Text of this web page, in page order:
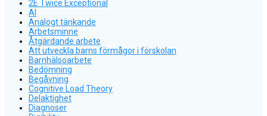
2E Twice Exceptional
AI
Analogt tänkande
Arbetsminne
Åtgärdande arbete
Att utveckla barns förmågor i förskolan
Barnhälsoarbete
Bedömning
Begåvning
Cognitive Load Theory
Delaktighet
Diagnoser